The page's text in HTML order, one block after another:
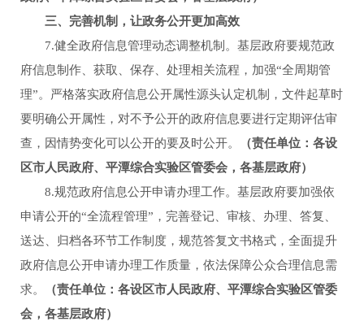
三、完善机制，让政务公开更加高效
7.健全政府信息管理动态调整机制。基层政府要规范政
府信息制作、获取、保存、处理相关流程，加强“全周期管
理”。严格落实政府信息公开属性源头认定机制，文件起草时
要明确公开属性，对不予公开的政府信息要进行定期评估审
查，因情势变化可以公开的要及时公开。
（责任单位：各设
区市人民政府、平潭综合实验区管委会，各基层政府）
8.规范政府信息公开申请办理工作。基层政府要加强依
申请公开的“全流程管理”，完善登记、审核、办理、答复、
送达、归档各环节工作制度，规范答复文书格式，全面提升
政府信息公开申请办理工作质量，依法保障公众合理信息需
求。
（责任单位：各设区市人民政府、平潭综合实验区管委
会，各基层政府）